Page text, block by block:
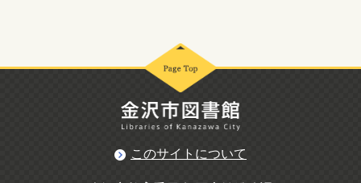
このサイトについて